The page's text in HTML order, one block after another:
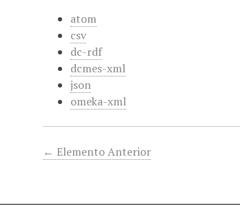
atom
csv
dc-rdf
dcmes-xml
json
omeka-xml
← Elemento Anterior